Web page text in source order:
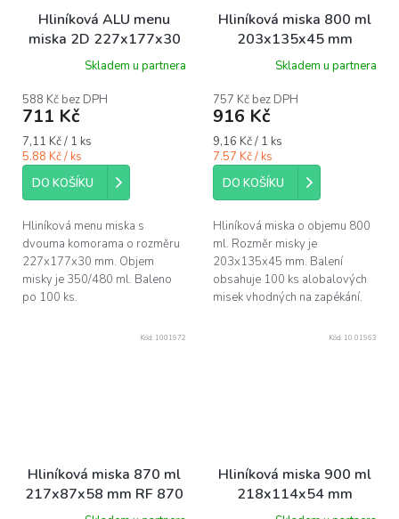
Hliníková ALU menu
miska 2D 227x177x30
mm 350/480 ml bal/100
Skladem u partnera
588 Kč bez DPH
711 Kč
Měrná
cena:
7,11 Kč / 1 ks
5.88 Kč / ks
DO KOŠÍKU
Hliníková menu miska s
dvouma komorama o rozměru
227x177x30 mm. Objem
misky je 350/480 ml. Baleno
po 100 ks.
Hliníková miska 800 ml
203x135x45 mm
ba1/100 ks
Skladem u partnera
757 Kč bez DPH
916 Kč
Měrná
cena:
9,16 Kč / 1 ks
7.57 Kč / ks
DO KOŠÍKU
Hliníková miska o objemu 800
ml. Rozměr misky je
203x135x45 mm. Balení
obsahuje 100 ks alobalových
misek vhodných na zapékání.
Hliníková miska 870 ml
217x87x58 mm RF 870
G bal/100 ks
Kód: 1001972
Hliníková miska 900 ml
218x114x54 mm
ba1/100 ks
Kód: 10.01963